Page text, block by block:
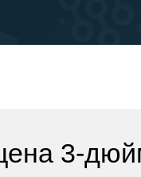
3-